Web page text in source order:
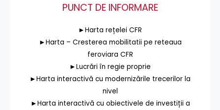
PUNCT DE INFORMARE
►Harta rețelei CFR
►Harta – Cresterea mobilitatii pe reteaua
feroviara CFR
►Lucrări în regie proprie
►Harta interactivă cu modernizările trecerilor la
nivel
►Harta interactivă cu obiectivele de investiții a